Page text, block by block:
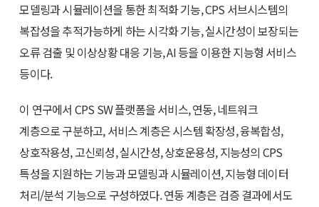
모델링과 시뮬레이션을 통한 최적화 기능, CPS 서브시스템의
복잡성을 추적가능하게 하는 시각화 기능, 실시간성이 보장되는
오류 검출 및 이상상황 대응 기능, AI 등을 이용한 지능형 서비스
등이다.
이 연구에서 CPS SW 플랫폼을 서비스, 연동, 네트워크
계층으로 구분하고, 서비스 계층은 시스템 확장성, 융복합성,
상호작용성, 고신뢰성, 실시간성, 상호운용성, 지능성의 CPS
특성을 지원하는 기능과 모델링과 시뮬레이션, 지능형 데이터
처리/분석 기능으로 구성하였다. 연동 계층은 검증 결과에서도